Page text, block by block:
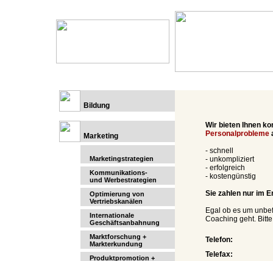
Bildung
Marketing
Marketingstrategien
Kommunikations-
und Werbestrategien
Optimierung von
Vertriebskanälen
Internationale
Geschäftsanbahnung
Marktforschung +
Markterkundung
Produktpromotion +
Wir bieten Ihnen
Personalprobleme
- schnell
- unkompliziert
- erfolgreich
- kostengünstig
Sie zahlen nur im
Egal ob es um
Coaching geht.
Telefon:
Telefax: